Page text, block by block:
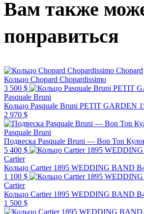
Вам также
понравиться
Chopard
Кольцо Chopard Chopardissimo
3 500 $
Pasquale Bruni
Кольцо Pasquale Bruni PETIT GARDEN
2 970 $
Pasquale Bruni
Подвеска Pasquale Bruni — Bon Ton
5 400 $
Cartier
Кольцо Cartier 1895 WEDDING BAND
1 100 $
Cartier
Кольцо Cartier 1895 WEDDING BAND
1 500 $